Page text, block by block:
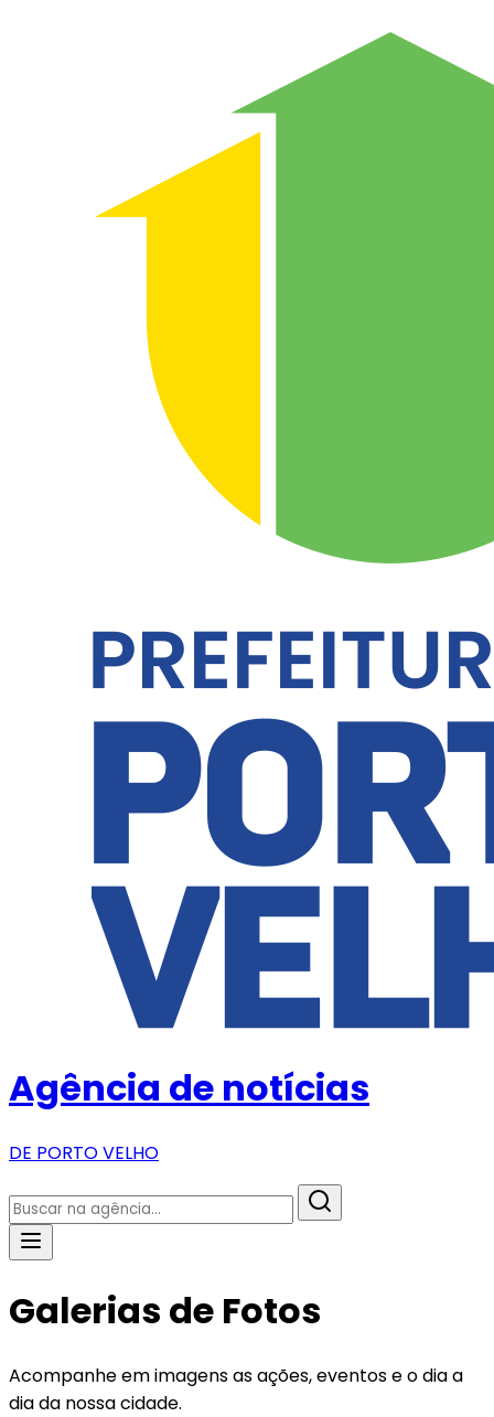
Agência de notícias
DE PORTO VELHO
Galerias de Fotos
Acompanhe em imagens as ações, eventos e o dia a
dia da nossa cidade.